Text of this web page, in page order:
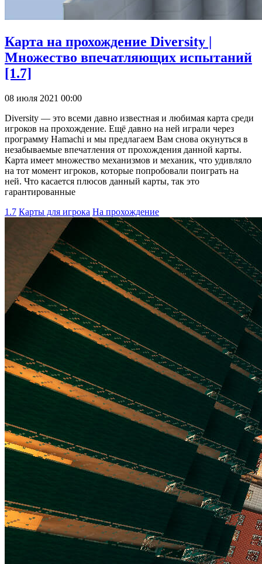
Карта на прохождение Diversity |
Множество впечатляющих испытаний
[1.7]
08 июля 2021 00:00
Diversity — это всеми давно известная и любимая карта среди
игроков на прохождение. Ещё давно на ней играли через
программу Hamachi и мы предлагаем Вам снова окунуться в
незабываемые впечатления от прохождения данной карты.
Карта имеет множество механизмов и механик, что удивляло
на тот момент игроков, которые попробовали поиграть на
ней. Что касается плюсов данный карты, так это
гарантированные
1.7 Карты для игрока На прохождение